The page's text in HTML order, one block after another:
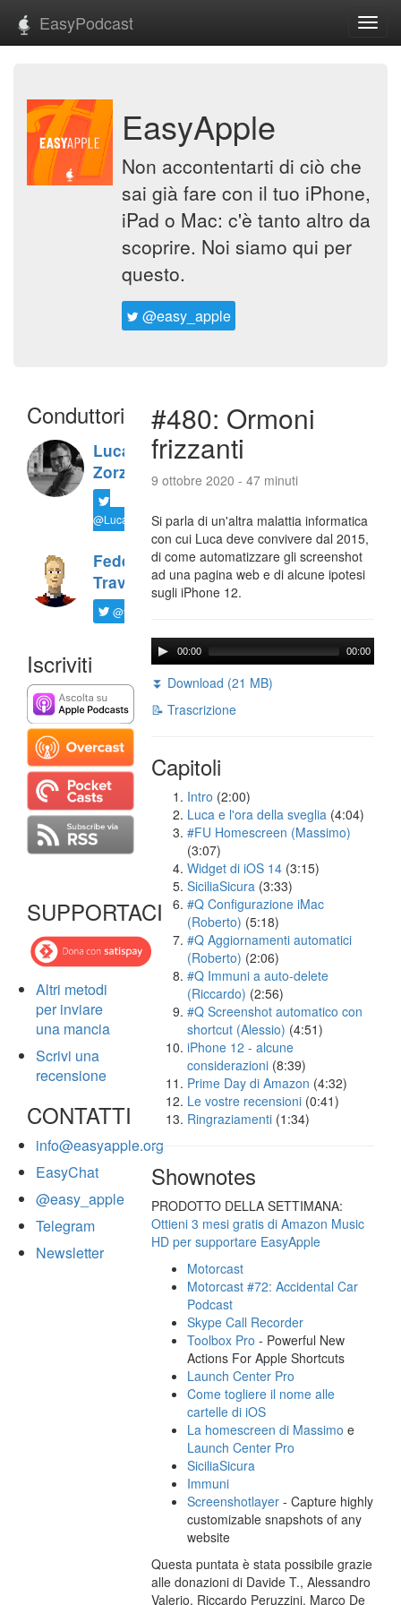
EasyPodcast
EasyApple
Non accontentarti di ciò che
sai già fare con il tuo iPhone,
iPad o Mac: c'è tanto altro da
scoprire. Noi siamo qui per
questo.
@easy_apple
Conduttori
Luca
Zorzi
@LucaTNT
Federico
Travaini
@ftrava
Iscriviti
SUPPORTACI
Altri metodi
per inviare
una mancia
Scrivi una
recensione
CONTATTI
info@easyapple.org
EasyChat
@easy_apple
Telegram
Newsletter
#480: Ormoni
frizzanti
9 ottobre 2020 - 47 minuti
Si parla di un'altra malattia informatica
con cui Luca deve convivere dal 2015,
di come automatizzare gli screenshot
ad una pagina web e di alcune ipotesi
sugli iPhone 12.
00:00 00:00
⏬ Download (21 MB)
📝 Trascrizione
Capitoli
Intro (2:00)
Luca e l'ora della sveglia (4:04)
#FU Homescreen (Massimo)
(3:07)
Widget di iOS 14 (3:15)
SiciliaSicura (3:33)
#Q Configurazione iMac
(Roberto) (5:18)
#Q Aggiornamenti automatici
(Roberto) (2:06)
#Q Immuni a auto-delete
(Riccardo) (2:56)
#Q Screenshot automatico con
shortcut (Alessio) (4:51)
iPhone 12 - alcune
considerazioni (8:39)
Prime Day di Amazon (4:32)
Le vostre recensioni (0:41)
Ringraziamenti (1:34)
Shownotes
PRODOTTO DELLA SETTIMANA:
Ottieni 3 mesi gratis di Amazon Music
HD per supportare EasyApple
Motorcast
Motorcast #72: Accidental Car
Podcast
Skype Call Recorder
Toolbox Pro - Powerful New
Actions For Apple Shortcuts
Launch Center Pro
Come togliere il nome alle
cartelle di iOS
La homescreen di Massimo e
Launch Center Pro
SiciliaSicura
Immuni
Screenshotlayer - Capture highly
customizable snapshots of any
website
Questa puntata è stata possibile grazie
alle donazioni di Davide T., Alessandro
Valerio, Riccardo Peruzzini, Marco De